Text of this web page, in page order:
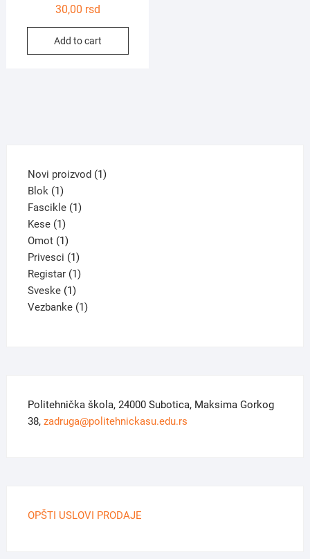
30,00 rsd
Add to cart
Novi proizvod 11
Blok 11
product
Fascikle 11
Kese 11
product
Omot 11
product
Privesci 11
product
Registar 11
Sveske 11
product
Vezbanke 11
Politehnička škola, 24000 Subotica, Maksima Gorkog
38, zadruga@politehnickasu.edu.rs
OPŠTI USLOVI PRODAJE